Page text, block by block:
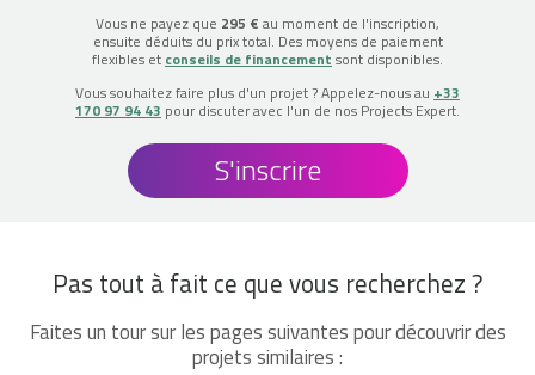
Vous ne payez que 295 € au moment de l'inscription,
ensuite déduits du prix total. Des moyens de paiement
flexibles et conseils de financement sont disponibles.
Vous souhaitez faire plus d'un projet ? Appelez-nous au +33
170 97 94 43 pour discuter avec l'un de nos Projects Expert.
S'inscrire
Pas tout à fait ce que vous recherchez ?
Faites un tour sur les pages suivantes pour découvrir des
projets similaires :